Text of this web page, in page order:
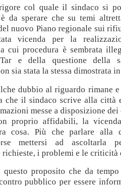
col quale il sindaco si
da sperare che su temi
nuovo Piano regionale sui
vicenda per la
cui procedura è sembrata
e della questione della
sia stata la stessa dimostrata
dubbio al riguardo rimane
che il sindaco scrive alla città
messe a disposizione
proprio affidabili, la
cosa. Più che parlare alla
mettersi ad ascoltarla
richieste, i problemi e le criticità
questo proposito che da
pubblico per essere